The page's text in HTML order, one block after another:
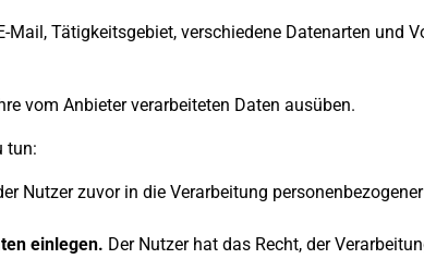
Mail, Tätigkeitsgebiet, verschiedene Datenarten und
vom Anbieter verarbeiteten Daten ausüben.
tun:
Nutzer zuvor in die Verarbeitung
einlegen. Der Nutzer hat das Recht, der